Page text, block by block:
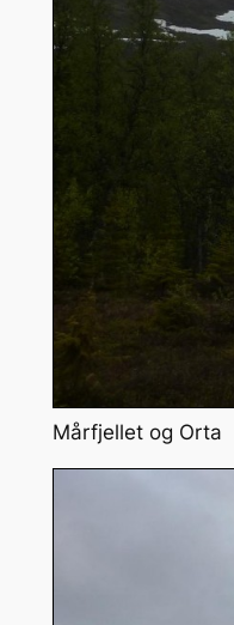
Mårfjellet og Orta